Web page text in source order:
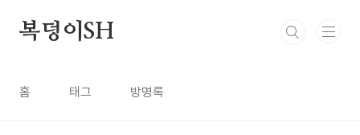
복덩이SH
홈 태그 방명록